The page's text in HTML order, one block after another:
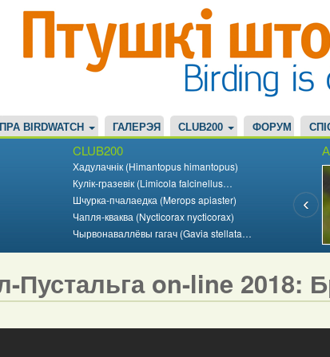
ПРА BIRDWATCH ГАЛЕРЭЯ CLUB200 ФОРУМ
CLUB200
Хадулачнік (Himantopus himantopus)
Кулік-гразевік (Limicola falcinellus…
Шчурка-пчалаедка (Merops apiaster)
Чапля-кваква (Nycticorax nycticorax)
Чырвонаваллёвы гагач (Gavia stellata…
Пустальга on-line 2018: